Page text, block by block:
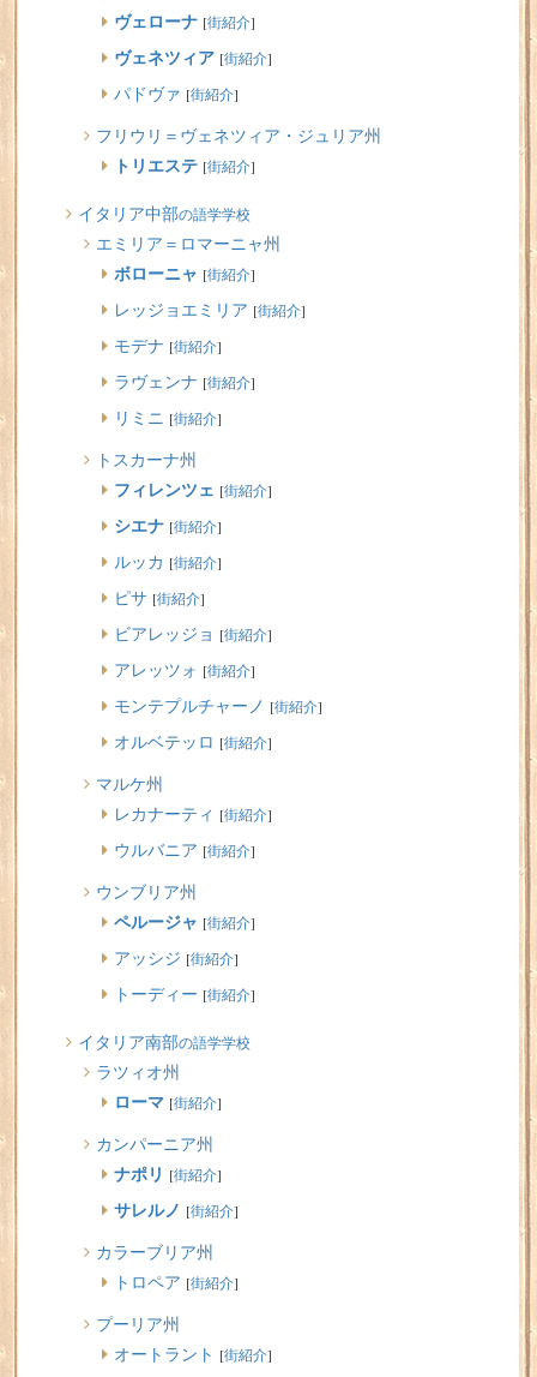
ヴェローナ [街紹介]
ヴェネツィア [街紹介]
パドヴァ [街紹介]
フリウリ＝ヴェネツィア・ジュリア州
トリエステ [街紹介]
イタリア中部の語学学校
エミリア＝ロマーニャ州
ボローニャ [街紹介]
レッジョエミリア [街紹介]
モデナ [街紹介]
ラヴェンナ [街紹介]
リミニ [街紹介]
トスカーナ州
フィレンツェ [街紹介]
シエナ [街紹介]
ルッカ [街紹介]
ピサ [街紹介]
ビアレッジョ [街紹介]
アレッツォ [街紹介]
モンテプルチャーノ [街紹介]
オルベテッロ [街紹介]
マルケ州
レカナーティ [街紹介]
ウルバニア [街紹介]
ウンブリア州
ペルージャ [街紹介]
アッシジ [街紹介]
トーディー [街紹介]
イタリア南部の語学学校
ラツィオ州
ローマ [街紹介]
カンパーニア州
ナポリ [街紹介]
サレルノ [街紹介]
カラーブリア州
トロペア [街紹介]
プーリア州
オートラント [街紹介]